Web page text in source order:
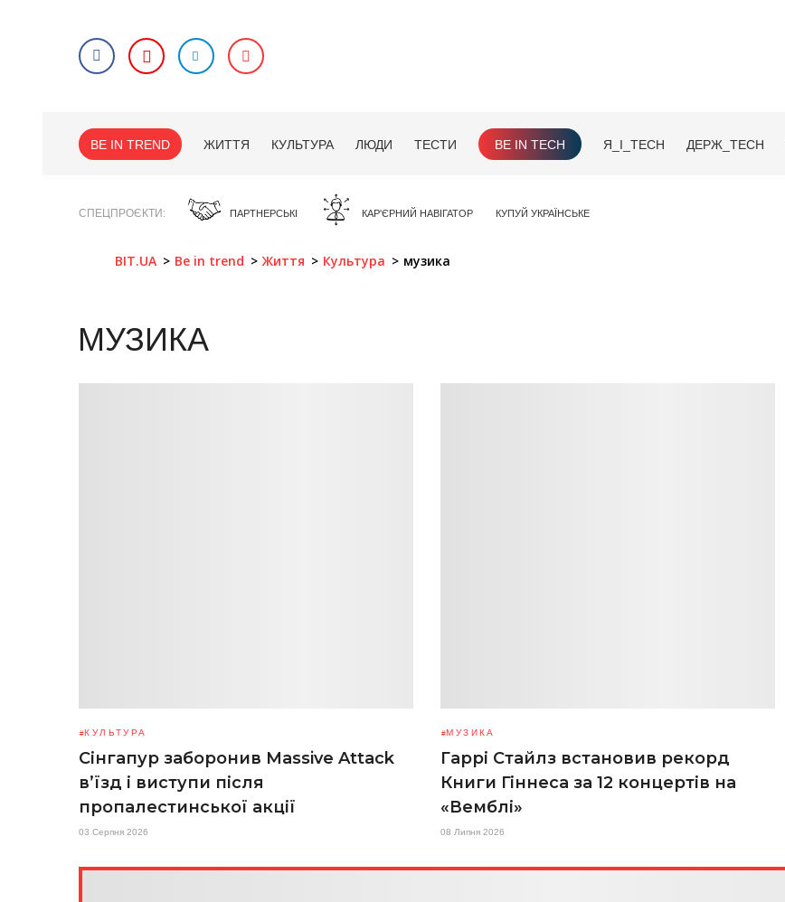
BE IN TREND ЖИТТЯ КУЛЬТУРА ЛЮДИ ТЕСТИ BE IN TECH Я_І_TECH ДЕРЖ_TECH
СПЕЦПРОЄКТИ ПАРТНЕРСЬКІ КАР'ЄРНИЙ НАВІГАТОР КУПУЙ УКРАЇНСЬКЕ
BIT.UA Be in trend Життя Культура музика
МУЗИКА
КУЛЬТУРА
Сінгапур заборонив Massive Attack
в’їзд і виступи після
пропалестинської акції
03 Серпня 2026
МУЗИКА
Гаррі Стайлз встановив рекорд
Книги Гіннеса за 12 концертів на
«Вемблі»
08 Липня 2026